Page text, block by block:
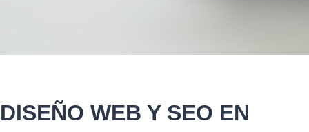
DISEÑO WEB Y SEO EN